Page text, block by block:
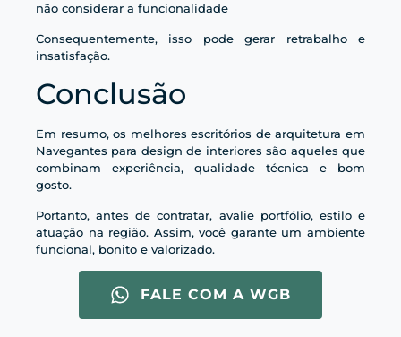
não considerar a funcionalidade
Consequentemente, isso pode gerar retrabalho e
insatisfação.
Conclusão
Em resumo, os melhores escritórios de arquitetura em
Navegantes para design de interiores são aqueles que
combinam experiência, qualidade técnica e bom
gosto.
Portanto, antes de contratar, avalie portfólio, estilo e
atuação na região. Assim, você garante um ambiente
funcional, bonito e valorizado.
FALE COM A WGB